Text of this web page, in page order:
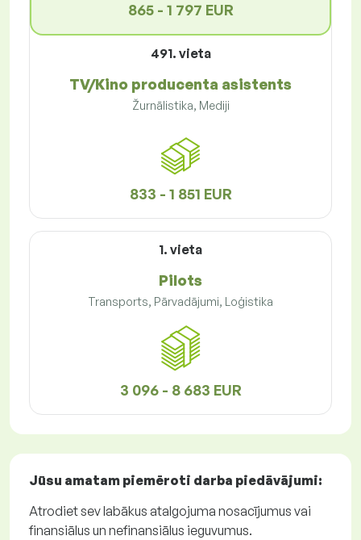
865 - 1 797 EUR
491. vieta
TV/Kino producenta asistents
Žurnālistika, Mediji
833 - 1 851 EUR
1. vieta
Pilots
Transports, Pārvadājumi, Loģistika
3 096 - 8 683 EUR
Jūsu amatam piemēroti darba piedāvājumi:
Atrodiet sev labākus atalgojuma nosacījumus vai
finansiālus un nefinansiālus ieguvumus.